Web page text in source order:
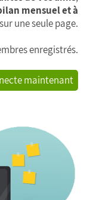
mensuel et à
une seule page.
enregistrés.
maintenant